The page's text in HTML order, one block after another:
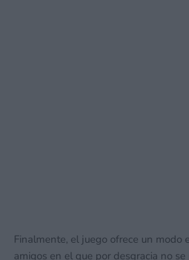
Finalmente, el juego ofrece un modo
amigos en el que por desgracia no